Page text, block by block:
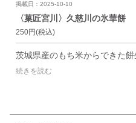
掲載日：2025-10-10
〈菓匠宮川〉久慈川の氷華餅
250円(税込)
続きを読む